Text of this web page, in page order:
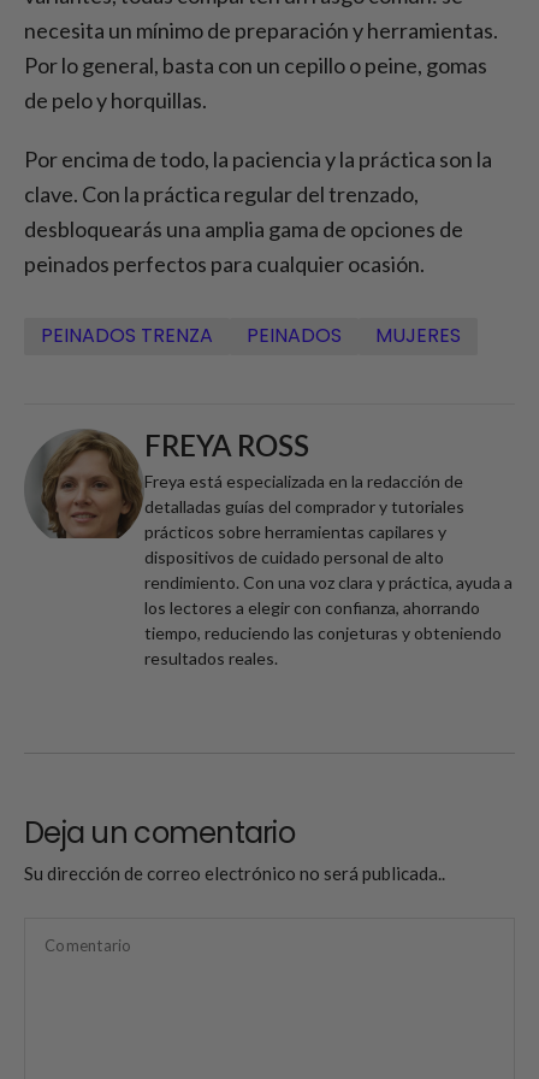
necesita un mínimo de preparación y herramientas.
Por lo general, basta con un cepillo o peine, gomas
de pelo y horquillas.
Por encima de todo, la paciencia y la práctica son la
clave. Con la práctica regular del trenzado,
desbloquearás una amplia gama de opciones de
peinados perfectos para cualquier ocasión.
PEINADOS TRENZA PEINADOS MUJERES
FREYA ROSS
Freya está especializada en la redacción de
detalladas guías del comprador y tutoriales
prácticos sobre herramientas capilares y
dispositivos de cuidado personal de alto
rendimiento. Con una voz clara y práctica, ayuda a
los lectores a elegir con confianza, ahorrando
tiempo, reduciendo las conjeturas y obteniendo
resultados reales.
Deja un comentario
Su dirección de correo electrónico no será publicada..
Comentario